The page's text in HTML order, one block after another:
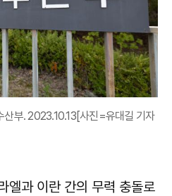
산부. 2023.10.13[사진=유대길 기자
엘과 이란 간의 무력 충돌로